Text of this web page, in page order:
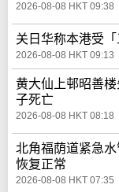
2026-08-08 HKT 09:38
关日华称本港受
2026-08-08 HKT 09:13
黄大仙上邨昭善
子死亡
2026-08-08 HKT 08:18
北角福荫道紧急
恢复正常
2026-08-08 HKT 07:35